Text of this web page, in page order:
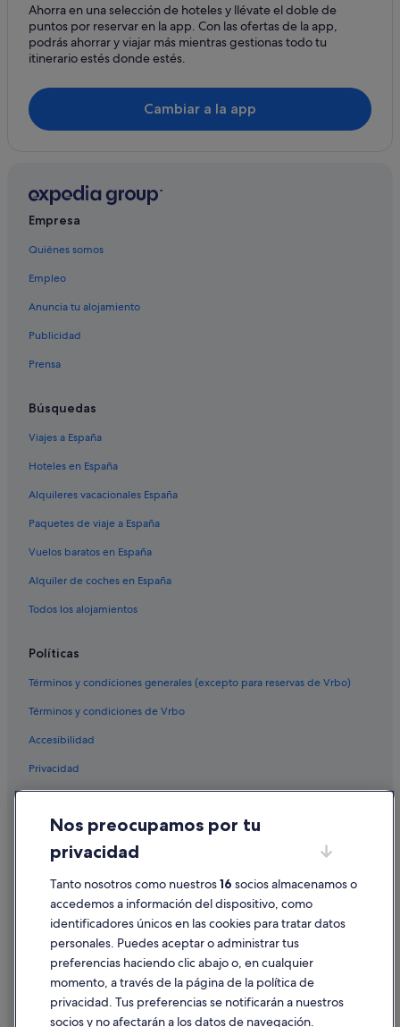
Hoteles con piscina en Daya Nueva
Chalets en Formentera del Segura
Chalets en Rojales
Hoteles de 3 estrellas en Benijófar
Hoteles con spa en Rojales
Hoteles con gimnasio en Rojales
Campings de caravanas en Formentera del Segura
Residences en Formentera del Segura
Hoteles con piscina en Rojales
Apartamentos en Rojales
Hoteles en la playa en Rojales
Hoteles baratos en Rojales
Hoteles de aventura en Rojales
Campings de caravanas en Quesada
Hoteles de 3 estrellas en Rojales
Condominios en Rojales
Villas en Formentera del Segura
Formentera del Segura hoteles
Ahorra en una selección de hoteles y llévate el doble de
puntos por reservar en la app. Con las ofertas de la app,
podrás ahorrar y viajar más mientras gestionas todo tu
itinerario estés donde estés.
Cambiar a la app
Empresa
Quiénes somos
Empleo
Anuncia tu alojamiento
Publicidad
Prensa
Búsquedas
Viajes a España
Hoteles en España
Alquileres vacacionales España
Paquetes de viaje a España
Vuelos baratos en España
Alquiler de coches en España
Todos los alojamientos
Políticas
Términos y condiciones generales (excepto para reservas de Vrbo)
Términos y condiciones de Vrbo
Accesibilidad
Privacidad
Condiciones de uso
Información legal/contacto
Pautas sobre el contenido y cómo denunciar contenido
Ayuda
Cancelar un vuelo
Cancelar una reserva de hotel o de un alquiler vacacional
Nos preocupamos por tu
privacidad
Tanto nosotros como nuestros16 socios almacenamos o
accedemos a información del dispositivo, como
identificadores únicos en las cookies para tratar datos
personales. Puedes aceptar o administrar tus
preferencias haciendo clic abajo o, en cualquier
momento, a través de la página de la política de
privacidad. Tus preferencias se notificarán a nuestros
socios y no afectarán a los datos de navegación.